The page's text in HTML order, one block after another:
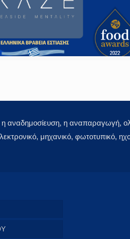
η αναπαραγωγή,
μηχανικό, φωτοτυπικό,